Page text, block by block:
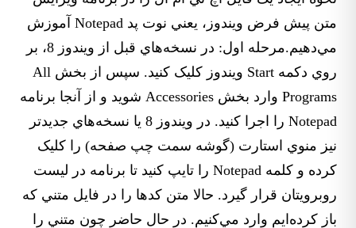
متن پيش فرض ويندوز، يعني نوت پد Notepad آموزش
مي‌دهيم.مرحله اول: در نسخه‌هاي قبل از ويندوز 8، بر
روي دکمه Start ويندوز کليک کنيد. سپس از بخش All
Programs وارد بخش Accessories شويد و از آنجا برنامه
Notepad را اجرا کنيد. در ويندوز 8 يا نسخه‌هاي جديدتر
نيز منوي استارت (گوشه سمت چپ صفحه) را کليک
کرده و کلمه Notepad را تايپ کنيد تا برنامه در ليست
روبرويتان قرار گيرد. حالا متن کدها را در فايل متني که
باز کرده‌ايم وارد مي‌کنيم. در حال حاضر چون متني را